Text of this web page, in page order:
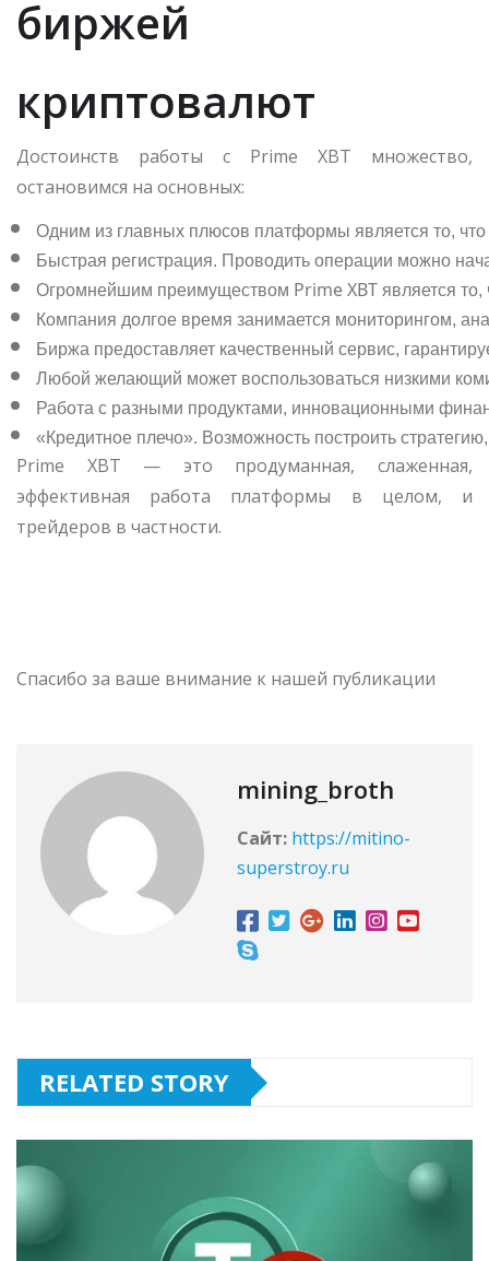
биржей
криптовалют
Достоинств работы с Prime XBT множество,
остановимся на основных:
Одним из главных плюсов платформы является то,
Быстрая регистрация. Проводить операции можно
Огромнейшим преимуществом Prime XBT является
Компания долгое время занимается мониторингом,
Биржа предоставляет качественный сервис,
Любой желающий может воспользоваться низкими
Работа с разными продуктами, инновационными
«Кредитное плечо». Возможность построить
Prime XBT — это продуманная, слаженная,
эффективная работа платформы в целом, и
трейдеров в частности.
Спасибо за ваше внимание к нашей публикации
mining_broth
Сайт: https://mitino-
superstroy.ru
RELATED STORY